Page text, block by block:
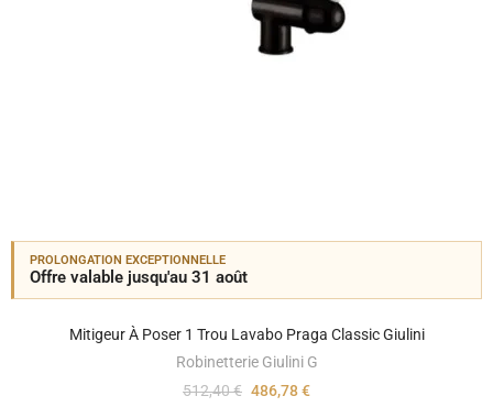
PROLONGATION EXCEPTIONNELLE
Offre valable jusqu'au 31 août
Mitigeur À Poser 1 Trou Lavabo Praga Classic Giulini
Robinetterie Giulini G
512,40 € 486,78 €